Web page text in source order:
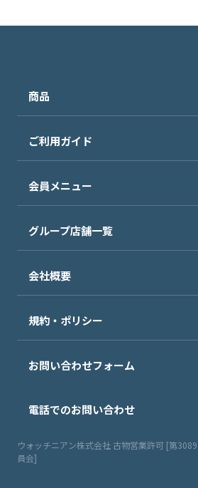
商品
ご利用ガイド
会員メニュー
グループ店舗一覧
会社概要
規約・ポリシー
お問い合わせフォーム
電話でのお問い合わせ
ウォッチニアン株式会社 古物営業許可 [第
員会]